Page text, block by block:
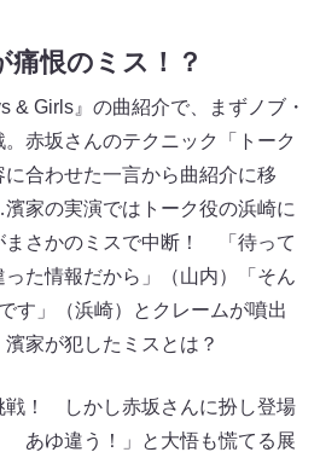
恨のミス！？
& Girls』の曲紹介で、まずノブ・
赤坂さんのテクニック「トーク
合わせた一言から曲紹介に移
家の実演ではトーク役の浜崎に
まさかのミスで中断！ 「待って
た情報だから」（山内）「そん
す」（浜崎）とクレームが噴出
家が犯したミスとは？
戦！ しかし赤坂さんに扮し登場
あゆ違う！」と大悟も慌てる展